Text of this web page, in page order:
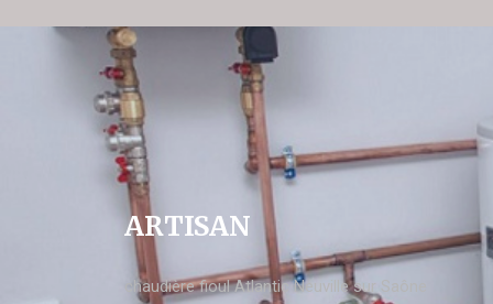
ARTISAN
chaudière fioul Atlantic Neuville sur Saône